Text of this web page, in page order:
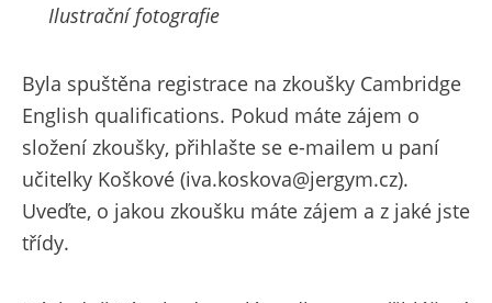
Ilustrační fotografie
Byla spuštěna registrace na zkoušky Cambridge
English qualifications. Pokud máte zájem o
složení zkoušky, přihlašte se e-mailem u paní
učitelky Koškové (iva.koskova@jergym.cz).
Uveďte, o jakou zkoušku máte zájem a z jaké jste
třídy.